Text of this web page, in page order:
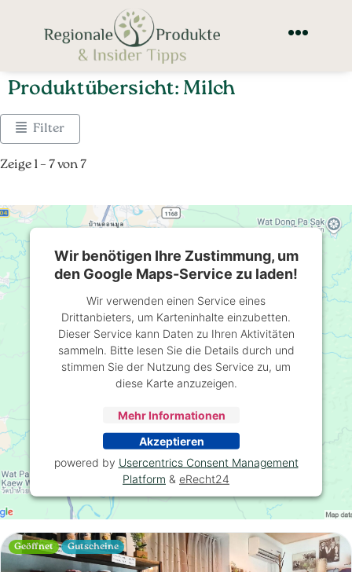
Produktübersicht: Milch
Filter
Zeige 1 – 7 von 7
Geöffnet Gutscheine
Wir benötigen Ihre Zustimmung, um
den Google Maps-Service zu laden!
Wir verwenden einen Service eines
Drittanbieters, um Karteninhalte einzubetten.
Dieser Service kann Daten zu Ihren Aktivitäten
sammeln. Bitte lesen Sie die Details durch und
stimmen Sie der Nutzung des Service zu, um
diese Karte anzuzeigen.
Mehr Informationen
Akzeptieren
powered by Usercentrics Consent Management
Platform & eRecht24